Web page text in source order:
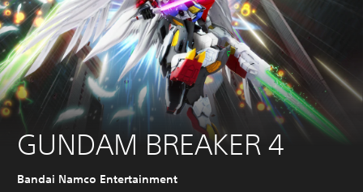
GUNDAM BREAKER 4
Bandai Namco Entertainment